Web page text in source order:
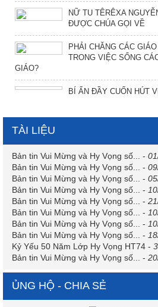
NỮ TU TÊRÊXA
ĐƯỢC CHÚA GỌI VỀ
PHẢI CHĂNG CÁC
TRONG VIỆC SỐNG
GIÁO?
BÍ ẨN ĐẦY CUỐN HÚT
TÀI LIỆU
Bản tin Vui Mừng và Hy Vọng số... -
Bản tin Vui Mừng và Hy Vọng số... -
Bản tin Vui Mừng và Hy Vọng số... -
Bản tin Vui Mừng và Hy Vọng số... -
Bản tin Vui Mừng và Hy Vọng số... -
Bản tin Vui Mừng và Hy Vọng số... -
Bản tin Vui Mừng và Hy Vọng số... -
Bản tin Vui Mừng và Hy Vọng số... -
Kỷ Yếu 50 Năm Lớp Hy Vọng HT74 -
Bản tin Vui Mừng và Hy Vọng số... -
ỦNG HỘ - CHIA SẺ